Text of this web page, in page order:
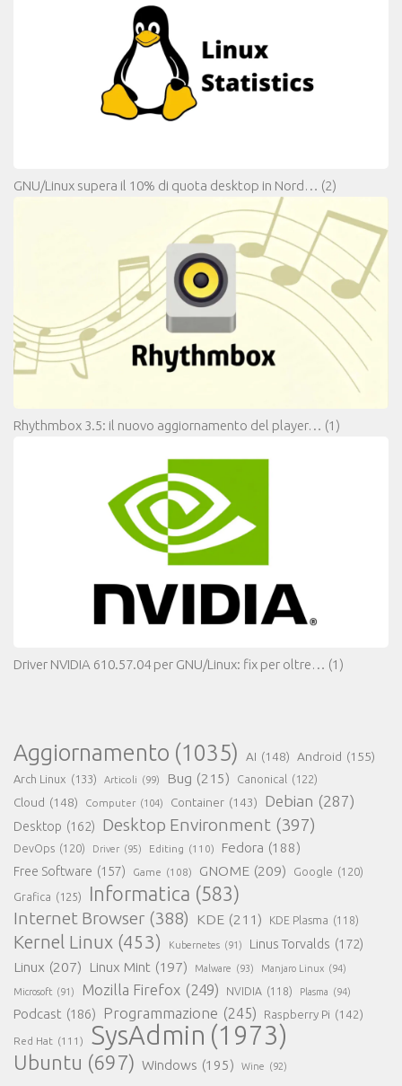
GNU/Linux supera il 10% di quota desktop in Nord… (2)
Rhythmbox 3.5: il nuovo aggiornamento del player… (1)
Driver NVIDIA 610.57.04 per GNU/Linux: fix per oltre… (1)
Aggiornamento (1035) AI (148) Android (155)
Arch Linux (133) Articoli (99) Bug (215) Canonical (122)
Cloud (148) Computer (104) Container (143) Debian (287)
Desktop (162) Desktop Environment (397)
DevOps (120) Driver (95) Editing (110) Fedora (188)
Free Software (157) Game (108) GNOME (209) Google (120)
Grafica (125) Informatica (583)
Internet Browser (388) KDE (211) KDE Plasma (118)
Kernel Linux (453) Kubernetes (91) Linus Torvalds (172)
Linux (207) Linux Mint (197) Malware (93) Manjaro Linux (94)
Microsoft (91) Mozilla Firefox (249) NVIDIA (118) Plasma (94)
Podcast (186) Programmazione (245) Raspberry Pi (142)
Red Hat (111) SysAdmin (1973)
Ubuntu (697) Windows (195) Wine (92)